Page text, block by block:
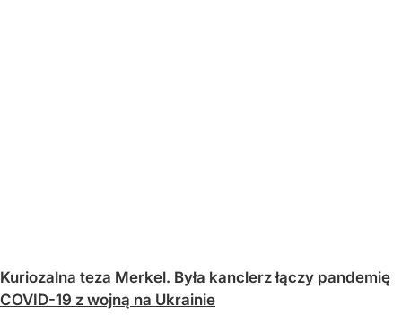
Kuriozalna teza Merkel. Była kanclerz łączy pandemię
COVID-19 z wojną na Ukrainie